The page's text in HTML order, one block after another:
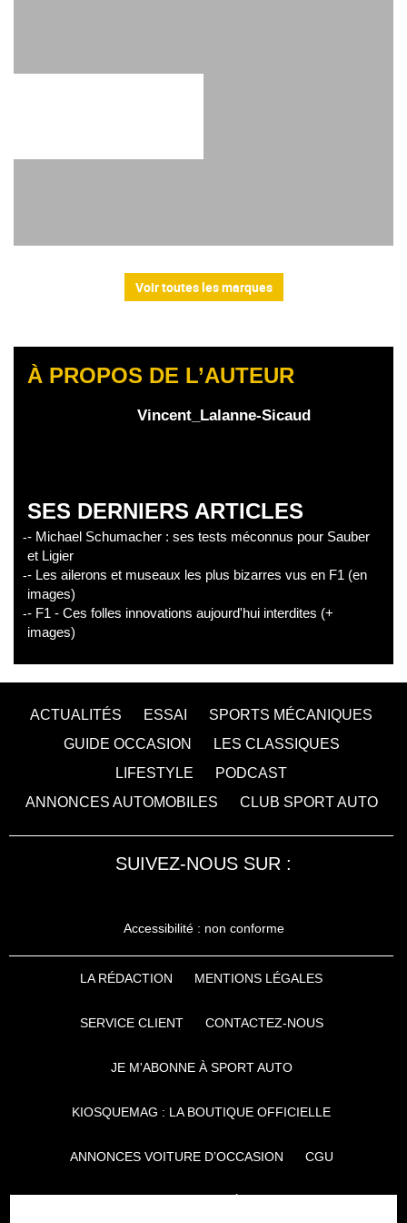
Voir toutes les marques
À PROPOS DE L’AUTEUR
Vincent_Lalanne-Sicaud
SES DERNIERS ARTICLES
- Michael Schumacher : ses tests méconnus pour Sauber
et Ligier
- Les ailerons et museaux les plus bizarres vus en F1 (en
images)
- F1 - Ces folles innovations aujourd'hui interdites (+
images)
ACTUALITÉS ESSAI
SPORTS MÉCANIQUES
GUIDE OCCASION
LES CLASSIQUES
LIFESTYLE
PODCAST
ANNONCES AUTOMOBILES
CLUB SPORT AUTO
SUIVEZ-NOUS SUR :
Accessibilité : non conforme
LA RÉDACTION MENTIONS LÉGALES
SERVICE CLIENT CONTACTEZ-NOUS
JE M'ABONNE À SPORT AUTO
KIOSQUEMAG : LA BOUTIQUE OFFICIELLE
ANNONCES VOITURE D’OCCASION CGU